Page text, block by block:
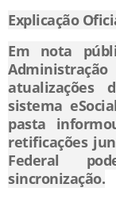
Explicação
Em nota
atualizações
sistema
pasta
retificações
Federal
sincronização.